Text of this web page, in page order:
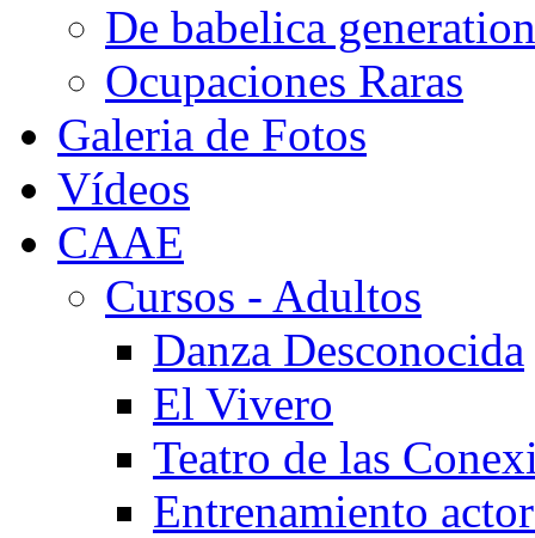
De babelica
Ocupaciones Raras
Galeria de Fotos
Vídeos
CAAE
Cursos - Adultos
Danza Desconocida
El Vivero
Teatro de las
Entrenamiento